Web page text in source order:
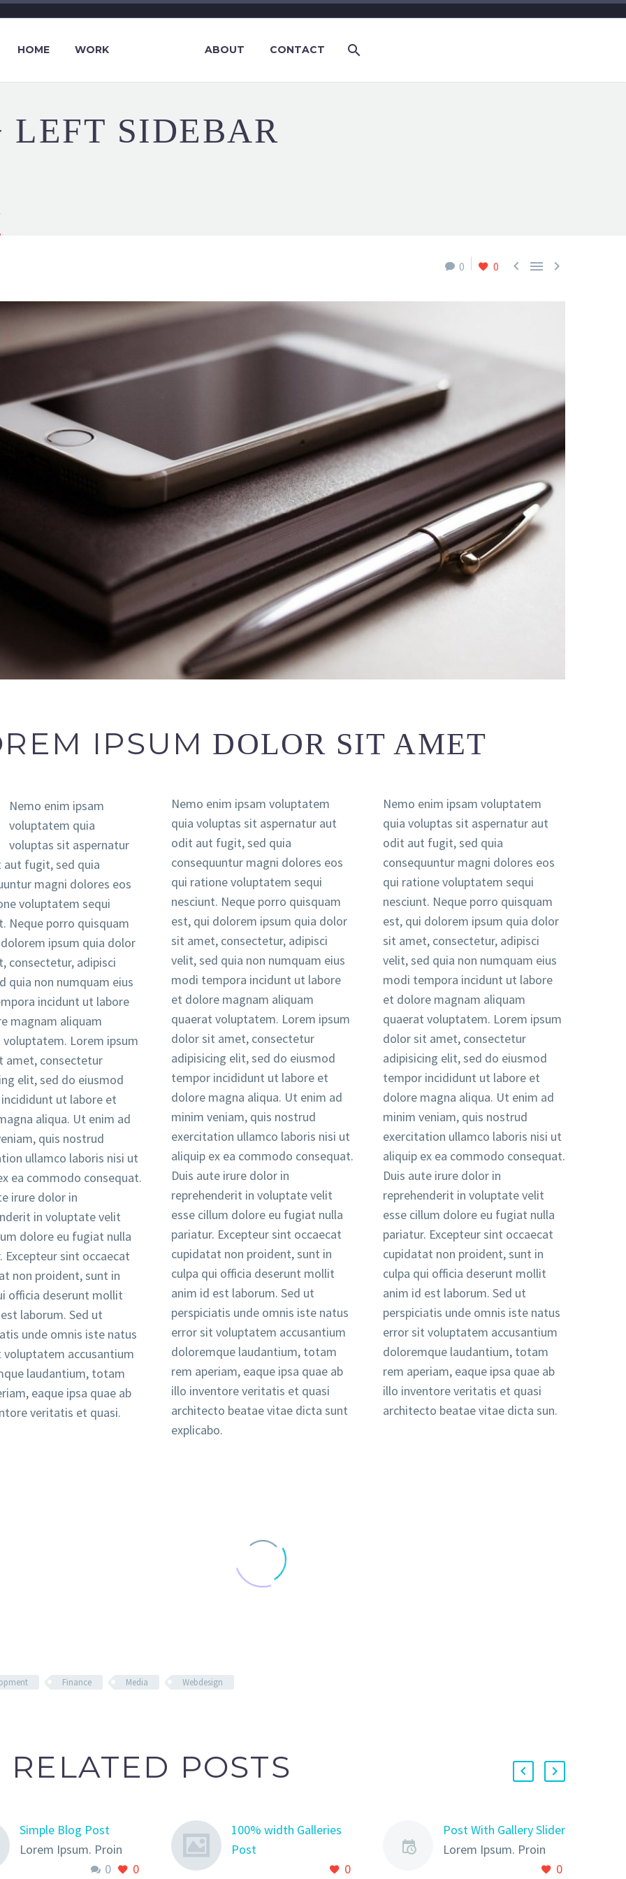
HOME WORK ABOUT CONTACT
LEFT SIDEBAR
0 0   
IPSUM DOLOR SIT AMET
Nemo enim ipsam
voluptatem quia
voluptas sit aspernatur
fugit, sed quia
magni dolores eos
voluptatem sequi
Neque porro quisquam
ipsum quia dolor
consectetur, adipisci
quia non numquam eius
incidunt ut labore
magnam aliquam
Lorem ipsum
amet, consectetur
elit, sed do eiusmod
ut labore et
aliqua. Ut enim ad
quis nostrud
ullamco laboris nisi ut
ea commodo consequat.
irure dolor in
in voluptate velit
dolore eu fugiat nulla
Excepteur sint occaecat
non proident, sunt in
officia deserunt mollit
laborum. Sed ut
unde omnis iste natus
voluptatem accusantium
laudantium, totam
eaque ipsa quae ab
veritatis et quasi.
Nemo enim ipsam voluptatem
quia voluptas sit aspernatur aut
odit aut fugit, sed quia
consequuntur magni dolores eos
qui ratione voluptatem sequi
nesciunt. Neque porro quisquam
est, qui dolorem ipsum quia dolor
sit amet, consectetur, adipisci
velit, sed quia non numquam eius
modi tempora incidunt ut labore
et dolore magnam aliquam
quaerat voluptatem. Lorem ipsum
dolor sit amet, consectetur
adipisicing elit, sed do eiusmod
tempor incididunt ut labore et
dolore magna aliqua. Ut enim ad
minim veniam, quis nostrud
exercitation ullamco laboris nisi ut
aliquip ex ea commodo consequat.
Duis aute irure dolor in
reprehenderit in voluptate velit
esse cillum dolore eu fugiat nulla
pariatur. Excepteur sint occaecat
cupidatat non proident, sunt in
culpa qui officia deserunt mollit
anim id est laborum. Sed ut
perspiciatis unde omnis iste natus
error sit voluptatem accusantium
doloremque laudantium, totam
rem aperiam, eaque ipsa quae ab
illo inventore veritatis et quasi
architecto beatae vitae dicta sunt
explicabo.
Nemo enim ipsam voluptatem
quia voluptas sit aspernatur aut
odit aut fugit, sed quia
consequuntur magni dolores eos
qui ratione voluptatem sequi
nesciunt. Neque porro quisquam
est, qui dolorem ipsum quia dolor
sit amet, consectetur, adipisci
velit, sed quia non numquam eius
modi tempora incidunt ut labore
et dolore magnam aliquam
quaerat voluptatem. Lorem ipsum
dolor sit amet, consectetur
adipisicing elit, sed do eiusmod
tempor incididunt ut labore et
dolore magna aliqua. Ut enim ad
minim veniam, quis nostrud
exercitation ullamco laboris nisi ut
aliquip ex ea commodo consequat.
Duis aute irure dolor in
reprehenderit in voluptate velit
esse cillum dolore eu fugiat nulla
pariatur. Excepteur sint occaecat
cupidatat non proident, sunt in
culpa qui officia deserunt mollit
anim id est laborum. Sed ut
perspiciatis unde omnis iste natus
error sit voluptatem accusantium
doloremque laudantium, totam
rem aperiam, eaque ipsa quae ab
illo inventore veritatis et quasi
architecto beatae vitae dicta sun.
Finance Media Webdesign
RELATED POSTS
Simple Blog Post
Lorem Ipsum. Proin
gravida nibh vel velit
0 0
100% width Galleries
Post
Lorem Ipsum. Proin
0
Post With Gallery Slider
Lorem Ipsum. Proin
gravida nibh vel velit 0